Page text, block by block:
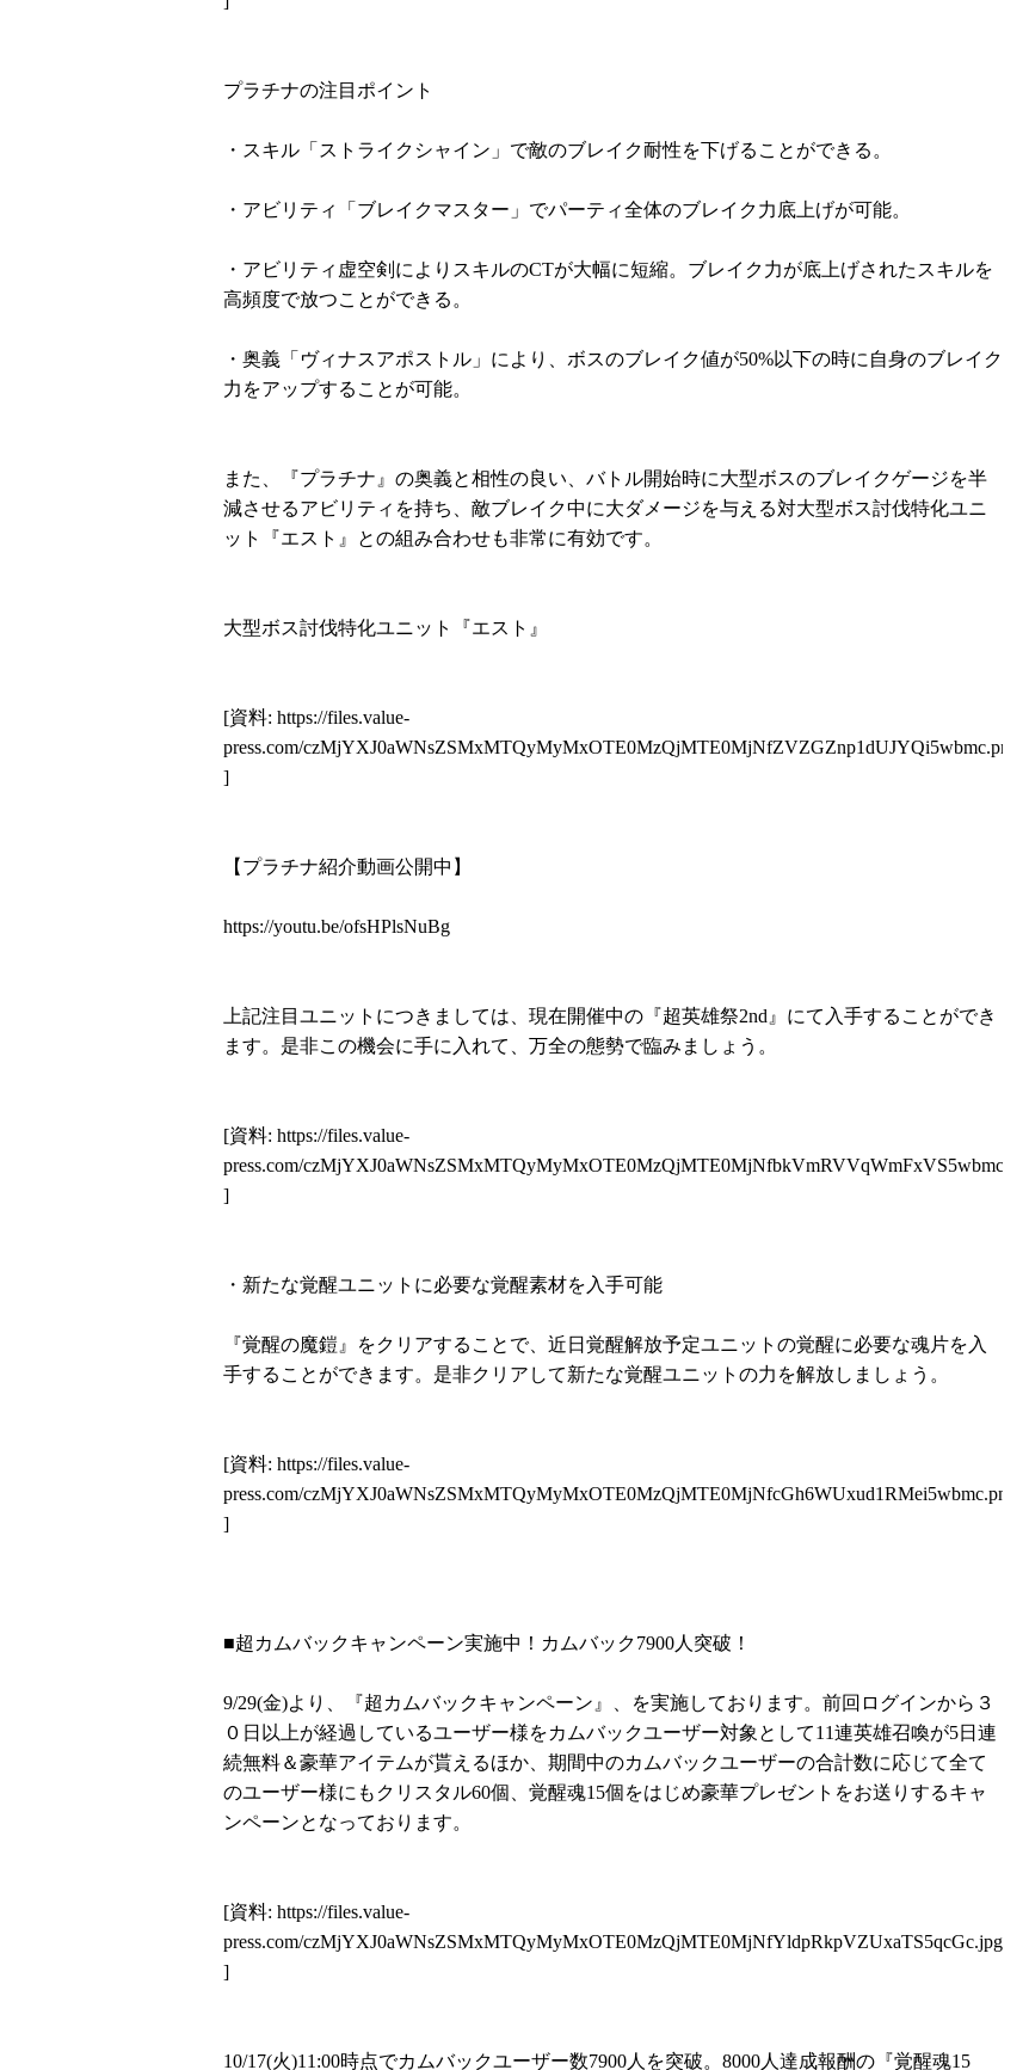
プラチナの注目ポイント
・スキル「ストライクシャイン」で敵のブレイク耐性を下げることができる。
・アビリティ「ブレイクマスター」でパーティ全体のブレイク力底上げが可能。
・アビリティ虚空剣によりスキルのCTが大幅に短縮。ブレイク力が底上げされたスキルを
高頻度で放つことができる。
・奥義「ヴィナスアポストル」により、ボスのブレイク値が50%以下の時に自身のブレイク
力をアップすることが可能。
また、『プラチナ』の奥義と相性の良い、バトル開始時に大型ボスのブレイクゲージを半
減させるアビリティを持ち、敵ブレイク中に大ダメージを与える対大型ボス討伐特化ユニ
ット『エスト』との組み合わせも非常に有効です。
大型ボス討伐特化ユニット『エスト』
[資料: https://files.value-
press.com/czMjYXJ0aWNsZSMxMTQyMyMxOTE0MzQjMTE0MjNfZVZGZnp1dUJYQi5wbmc.png
]
【プラチナ紹介動画公開中】
https://youtu.be/ofsHPlsNuBg
上記注目ユニットにつきましては、現在開催中の『超英雄祭2nd』にて入手することができ
ます。是非この機会に手に入れて、万全の態勢で臨みましょう。
[資料: https://files.value-
press.com/czMjYXJ0aWNsZSMxMTQyMyMxOTE0MzQjMTE0MjNfbkVmRVVqWmFxVS5wbmc.png
]
・新たな覚醒ユニットに必要な覚醒素材を入手可能
『覚醒の魔鎧』をクリアすることで、近日覚醒解放予定ユニットの覚醒に必要な魂片を入
手することができます。是非クリアして新たな覚醒ユニットの力を解放しましょう。
[資料: https://files.value-
press.com/czMjYXJ0aWNsZSMxMTQyMyMxOTE0MzQjMTE0MjNfcGh6WUxud1RMei5wbmc.png
]
■超カムバックキャンペーン実施中！カムバック7900人突破！
9/29(金)より、『超カムバックキャンペーン』、を実施しております。前回ログインから３
０日以上が経過しているユーザー様をカムバックユーザー対象として11連英雄召喚が5日連
続無料＆豪華アイテムが貰えるほか、期間中のカムバックユーザーの合計数に応じて全て
のユーザー様にもクリスタル60個、覚醒魂15個をはじめ豪華プレゼントをお送りするキャ
ンペーンとなっております。
[資料: https://files.value-
press.com/czMjYXJ0aWNsZSMxMTQyMyMxOTE0MzQjMTE0MjNfYldpRkpVZUxaTS5qcGc.jpg
]
10/17(火)11:00時点でカムバックユーザー数7900人を突破。8000人達成報酬の『覚醒魂15